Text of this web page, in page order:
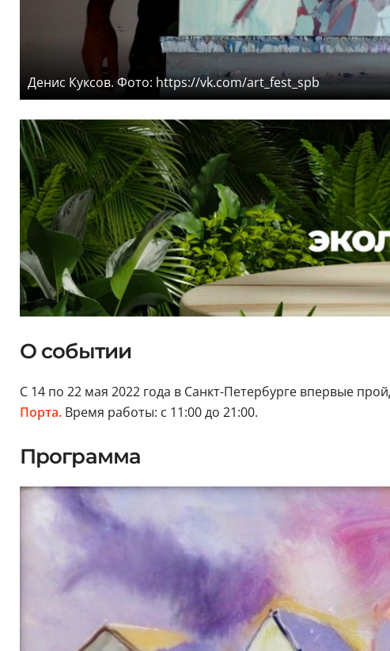
Денис Куксов. Фото: https://vk.com/art_fest_spb
О событии
С 14 по 22 мая 2022 года в Санкт-Петербурге впервые
Порта.Время работы: с 11:00 до 21:00.
Программа